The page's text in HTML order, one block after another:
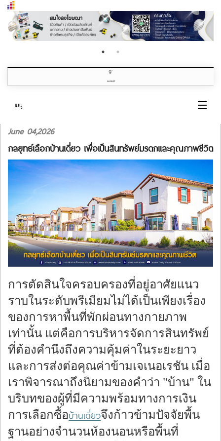
9th
AUGUST
เมนู
หน้าแรก
หมวดข่าว
เกี่ยวกับเรา
ติดต่อเรา
ร้องทุกข์
June 04,2026
กลยุทธ์เลือกบ้านเดี่ยว เพื่อเป็นสินทรัพย์มรดกและคุณภาพชีวิต
การตัดสินใจครอบครองที่อยู่อาศัยแนว
ราบในระดับพรีเมียมไม่ได้เป็นเพียงเรื่อง
ของการหาพื้นที่พักผ่อนทางกายภาพ
เท่านั้น แต่คือการบริหารจัดการสินทรัพย์
ที่ต้องคำนึงถึงความคุ้มค่าในระยะยาว
และการส่งต่อคุณค่าข้ามเจเนอเรชัน เมื่อ
เราพิจารณาถึงนิยามของคำว่า "บ้าน" ใน
บริบทของผู้ที่มีความพร้อมทางการเงิน
การเลือกซื้อบ้านเดี่ยวจึงก้าวข้ามปัจจัยพื้น
ฐานอย่างจำนวนห้องนอนหรือพื้นที่